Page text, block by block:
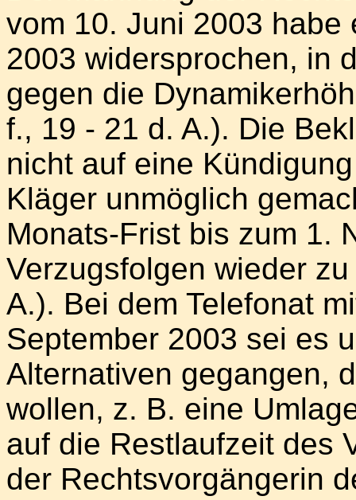
vom 10. Juni 2003
2003 widersprochen, in
gegen die
f., 19 - 21 d. A.). Die
nicht auf eine
Kläger unmöglich
Monats-Frist bis zum 1.
Verzugsfolgen wieder
A.). Bei dem Telefonat
September 2003 sei es
Alternativen gegangen,
wollen, z. B. eine
auf die Restlaufzeit des
der Rechtsvorgängerin